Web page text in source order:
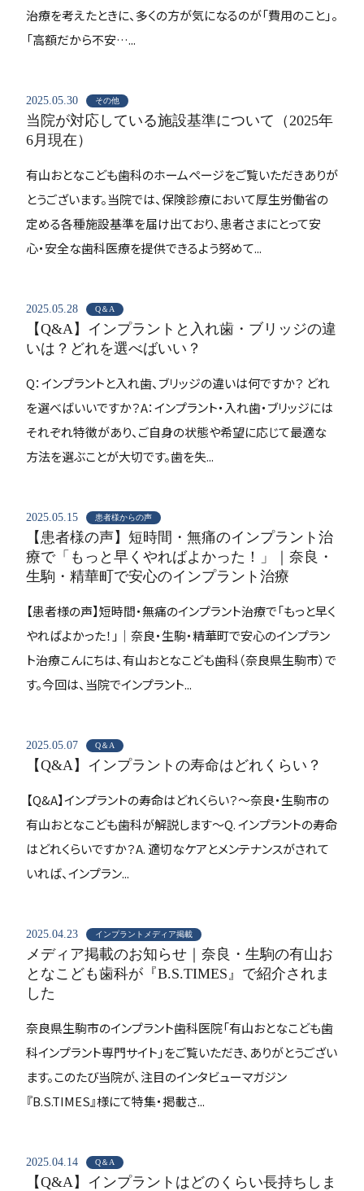
治療を考えたときに、多くの方が気になるのが「費用のこと」。
「高額だから不安…...
2025.05.30 その他
当院が対応している施設基準について（2025年
6月現在）
有山おとなこども歯科のホームページをご覧いただきありが
とうございます。当院では、保険診療において厚生労働省の
定める各種施設基準を届け出ており、患者さまにとって安
心・安全な歯科医療を提供できるよう努めて...
2025.05.28 Q＆A
【Q&A】インプラントと入れ歯・ブリッジの違
いは？どれを選べばいい？
Q：インプラントと入れ歯、ブリッジの違いは何ですか？ どれ
を選べばいいですか？A：インプラント・入れ歯・ブリッジには
それぞれ特徴があり、ご自身の状態や希望に応じて最適な
方法を選ぶことが大切です。歯を失...
2025.05.15 患者様からの声
【患者様の声】短時間・無痛のインプラント治
療で「もっと早くやればよかった！」｜奈良・
生駒・精華町で安心のインプラント治療
【患者様の声】短時間・無痛のインプラント治療で「もっと早く
やればよかった！」｜奈良・生駒・精華町で安心のインプラン
ト治療こんにちは、有山おとなこども歯科（奈良県生駒市）で
す。今回は、当院でインプラント...
2025.05.07 Q＆A
【Q&A】インプラントの寿命はどれくらい？
【Q&A】インプラントの寿命はどれくらい？～奈良・生駒市の
有山おとなこども歯科が解説します～Q. インプラントの寿命
はどれくらいですか？A. 適切なケアとメンテナンスがされて
いれば、インプラン...
2025.04.23 インプラントメディア掲載
メディア掲載のお知らせ｜奈良・生駒の有山お
となこども歯科が『B.S.TIMES』で紹介されま
した
奈良県生駒市のインプラント歯科医院「有山おとなこども歯
科インプラント専門サイト」をご覧いただき、ありがとうござい
ます。このたび当院が、注目のインタビューマガジン
『B.S.TIMES』様にて特集・掲載さ...
2025.04.14 Q＆A
【Q&A】インプラントはどのくらい長持ちしま